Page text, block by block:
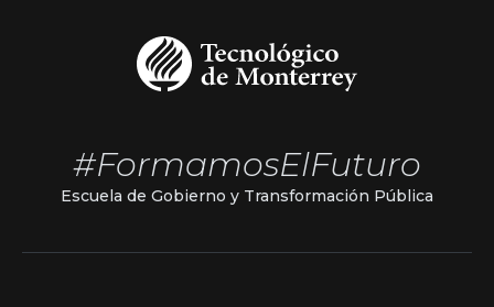
#FormamosElFuturo
Escuela de Gobierno y Transformación Pública